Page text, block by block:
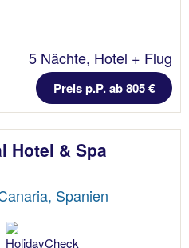
5 Nächte, Hotel + Flug
Preis p.P. ab 805 €
Hotel & Spa
Spanien